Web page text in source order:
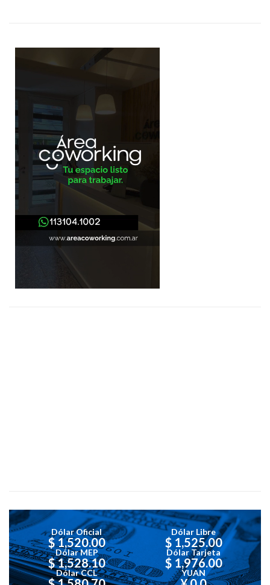
Dólar Oficial
$ 1,520.00
Dólar Libre
$ 1,525.00
Dólar MEP
$ 1,528.10
Dólar Tarjeta
$ 1,976.00
Dólar CCL YUAN